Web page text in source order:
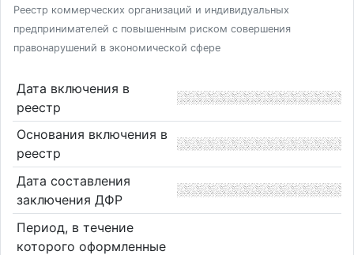
Реестр коммерческих организаций и индивидуальных
предпринимателей с повышенным риском совершения
правонарушений в экономической сфере
Дата включения в
реестр
Основания включения в
реестр
Дата составления
заключения ДФР
Период, в течение
которого оформленные